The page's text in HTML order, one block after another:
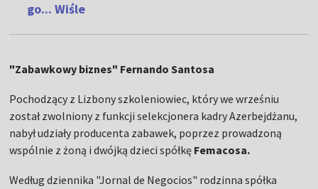
go... Wiśle
"Zabawkowy biznes" Fernando Santosa
Pochodzący z Lizbony szkoleniowiec, który we wrześniu
został zwolniony z funkcji selekcjonera kadry Azerbejdżanu,
nabył udziały producenta zabawek, poprzez prowadzoną
wspólnie z żoną i dwójką dzieci spółkę Femacosa.
Według dziennika "Jornal de Negocios" rodzinna spółka